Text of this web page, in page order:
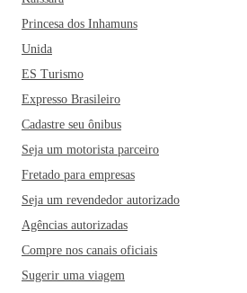
Princesa dos Inhamuns
Unida
ES Turismo
Expresso Brasileiro
Cadastre seu ônibus
Seja um motorista parceiro
Fretado para empresas
Seja um revendedor autorizado
Agências autorizadas
Compre nos canais oficiais
Sugerir uma viagem